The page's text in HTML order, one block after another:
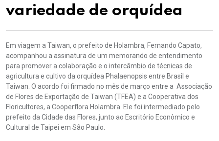
variedade de orquídea
Em viagem a Taiwan, o prefeito de Holambra, Fernando Capato,
acompanhou a assinatura de um memorando de entendimento
para promover a colaboração e o intercâmbio de técnicas de
agricultura e cultivo da orquídea Phalaenopsis entre Brasil e
Taiwan. O acordo foi firmado no mês de março entre a Associação
de Flores de Exportação de Taiwan (TFEA) e a Cooperativa dos
Floricultores, a Cooperflora Holambra. Ele foi intermediado pelo
prefeito da Cidade das Flores, junto ao Escritório Econômico e
Cultural de Taipei em São Paulo.